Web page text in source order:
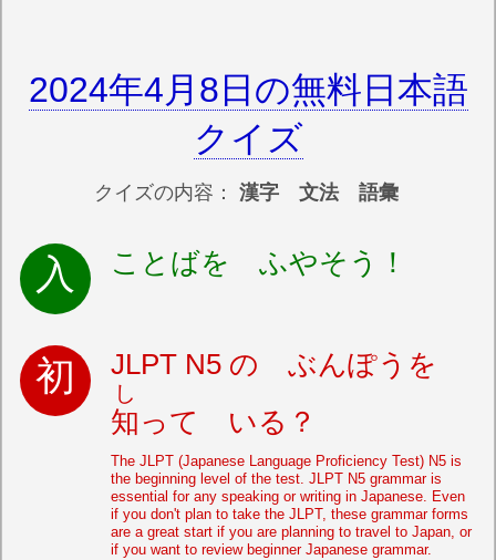
2024年4月8日の無料日本語
クイズ
クイズの内容： 漢字 文法 語彙
ことばを ふやそう！
JLPT N5 の ぶんぽうを
知
し
って いる？
The JLPT (Japanese Language Proficiency Test) N5 is
the beginning level of the test. JLPT N5 grammar is
essential for any speaking or writing in Japanese. Even
if you don't plan to take the JLPT, these grammar forms
are a great start if you are planning to travel to Japan, or
if you want to review beginner Japanese grammar.